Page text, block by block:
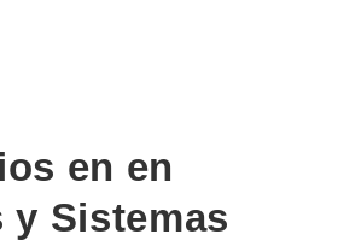
en en
y Sistemas